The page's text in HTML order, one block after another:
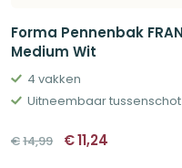
Forma Pennenbak
Medium Wit
4 vakken
Uitneembaar tussenschot
€14,99 Oorspronkelijke
prijs
€11,24